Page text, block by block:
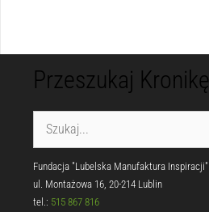
Przeszukaj Kronikę
Fundacja "Lubelska Manufaktura Inspiracji"
ul. Montażowa 16, 20-214 Lublin
tel.: 515 867 816